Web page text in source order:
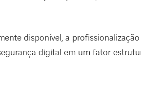
disponível, a
digital em um fator